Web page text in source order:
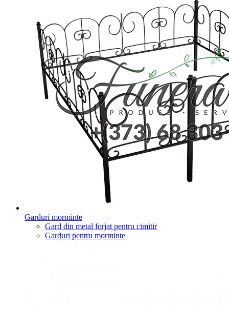
Garduri morminte
Gard din metal forjat pentru cimitir
Garduri pentru morminte